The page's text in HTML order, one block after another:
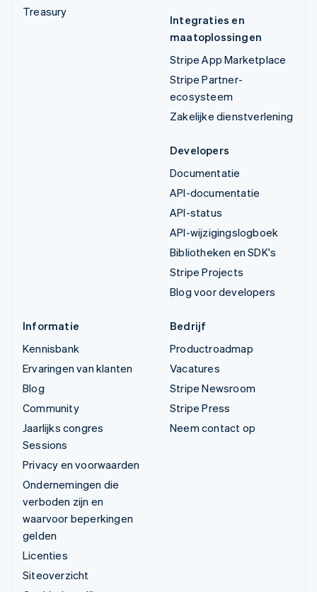
Treasury
Integraties en
maatoplossingen
Stripe App Marketplace
Stripe Partner-
ecosysteem
Zakelijke dienstverlening
Developers
Documentatie
API-documentatie
API-status
API-wijzigingslogboek
Bibliotheken en SDK's
Stripe Projects
Blog voor developers
Informatie
Kennisbank
Ervaringen van klanten
Blog
Community
Jaarlijks congres
Sessions
Privacy en voorwaarden
Ondernemingen die
verboden zijn en
waarvoor beperkingen
gelden
Licenties
Siteoverzicht
Bedrijf
Productroadmap
Vacatures
Stripe Newsroom
Stripe Press
Neem contact op